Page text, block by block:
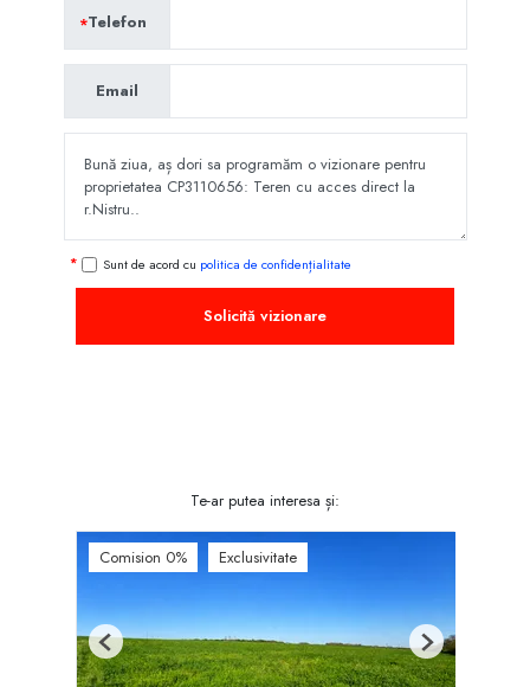
Telefon
Email
Sunt de acord cu politica de confidențialitate
Solicită vizionare
Te-ar putea interesa și:
Comision 0% Exclusivitate
Previous Next